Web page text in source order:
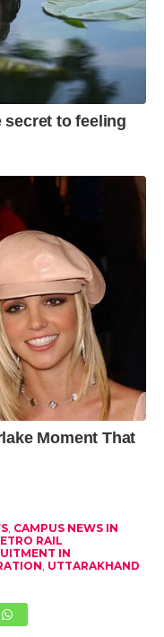
, CAMPUS NEWS IN
RAIL
IN
UTTARAKHAND